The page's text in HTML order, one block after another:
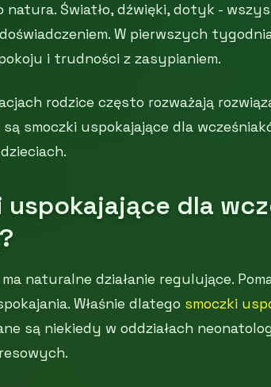
natura. Światło, dźwięki, dotyk -
W pierwszych
i trudności z zasypianiem.
rodzice często rozważają
smoczki uspokajające dla
uspokajające dla
naturalne działanie regulujące.
Właśnie dlatego smoczki
są niekiedy w oddziałach